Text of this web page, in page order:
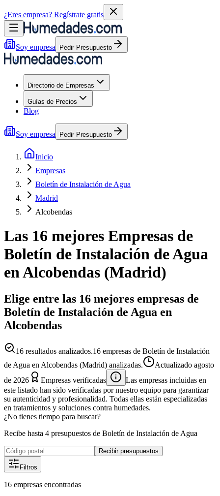
¿Eres empresa? Regístrate gratis
Soy empresa Pedir Presupuesto
Directorio de Empresas
Guías de Precios
Blog
Soy empresa Pedir Presupuesto
Inicio
Empresas
Boletín de Instalación de Agua
Madrid
Alcobendas
Las 16 mejores Empresas de
Boletín de Instalación de Agua
enAlcobendas (Madrid)
Elige entre las 16 mejores empresas de
Boletín de Instalación de Agua en
Alcobendas
16 resultados analizados.16 empresas de Boletín de Instalación
de Agua en Alcobendas (Madrid) analizadas.
Actualizado agosto
de 2026
Empresas verificadas
Las empresas incluidas en
este listado han sido verificadas por nuestro equipo para garantizar
su autenticidad y profesionalidad. Todas ellas están especializadas
en tratamientos y soluciones contra humedades.
¿No tienes tiempo para buscar?
Recibe hasta 4 presupuestos de Boletín de Instalación de Agua
Recibir presupuestos
Filtros
16 empresas encontradas